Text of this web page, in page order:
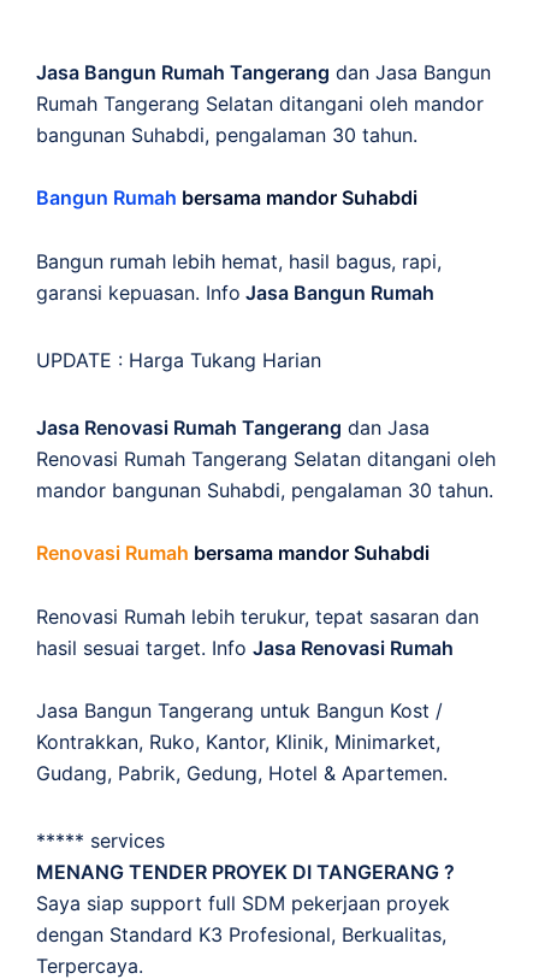
Jasa Bangun Rumah Tangerang dan Jasa Bangun
Rumah Tangerang Selatan ditangani oleh mandor
bangunan Suhabdi, pengalaman 30 tahun.
Bangun Rumah bersama mandor Suhabdi
Bangun rumah lebih hemat, hasil bagus, rapi,
garansi kepuasan. Info Jasa Bangun Rumah
UPDATE : Harga Tukang Harian
Jasa Renovasi Rumah Tangerang dan Jasa
Renovasi Rumah Tangerang Selatan ditangani oleh
mandor bangunan Suhabdi, pengalaman 30 tahun.
Renovasi Rumah bersama mandor Suhabdi
Renovasi Rumah lebih terukur, tepat sasaran dan
hasil sesuai target. Info Jasa Renovasi Rumah
Jasa Bangun Tangerang untuk Bangun Kost /
Kontrakkan, Ruko, Kantor, Klinik, Minimarket,
Gudang, Pabrik, Gedung, Hotel & Apartemen.
***** services
MENANG TENDER PROYEK DI TANGERANG ?
Saya siap support full SDM pekerjaan proyek
dengan Standard K3 Profesional, Berkualitas,
Terpercaya.